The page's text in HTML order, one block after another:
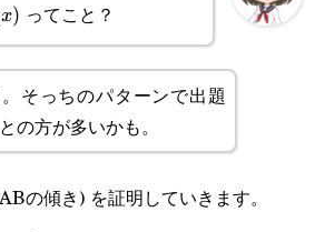
x) ってこと？
そっちのパターンで出題
の方が多いかも。
の傾き) を証明していきます。